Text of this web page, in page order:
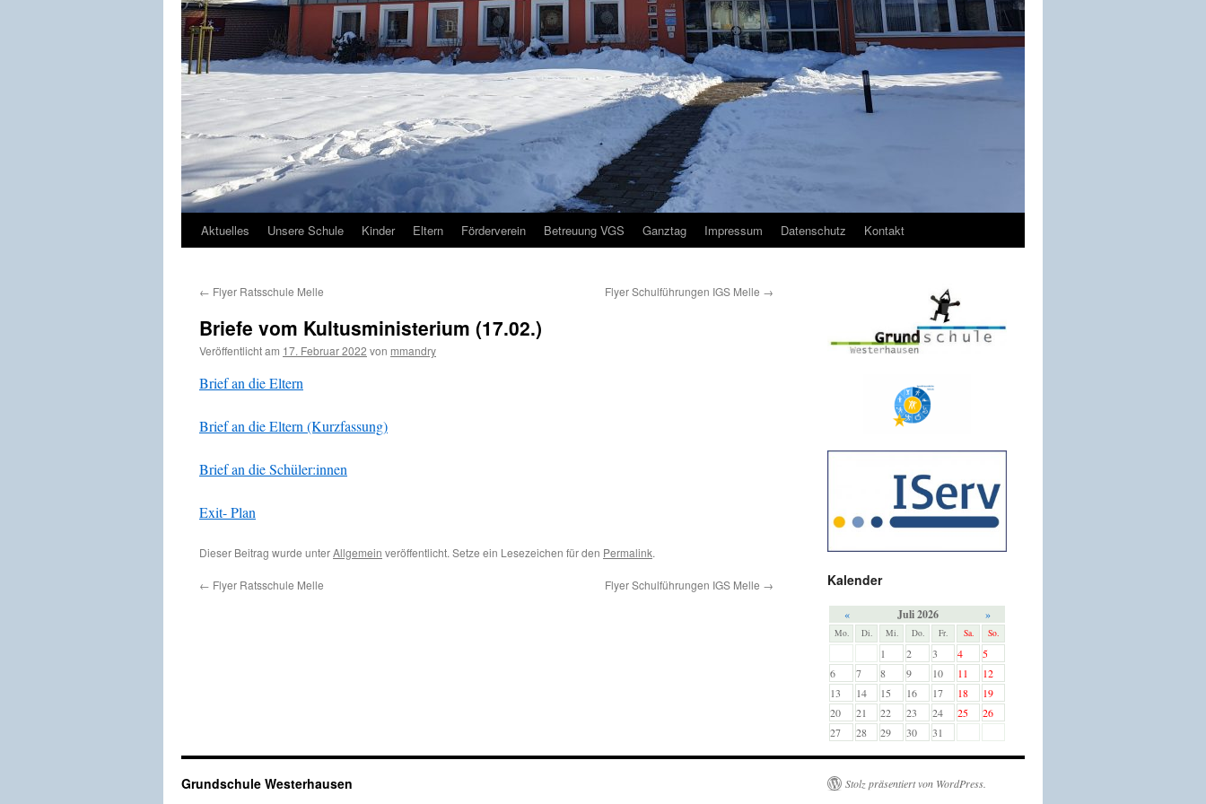
Aktuelles Unsere Schule Kinder Eltern Förderverein Betreuung VGS Ganztag Impressum Datenschutz Kontakt
← Flyer Ratsschule Melle Flyer Schulführungen IGS Melle →
Briefe vom Kultusministerium (17.02.)
Veröffentlicht am 17. Februar 2022 von mmandry
Brief an die Eltern
Brief an die Eltern (Kurzfassung)
Brief an die Schüler:innen
Exit- Plan
Dieser Beitrag wurde unterAllgemein veröffentlicht. Setze ein Lesezeichen für den Permalink.
← Flyer Ratsschule Melle Flyer Schulführungen IGS Melle → Kalender
« Juli 2026 »
Mo. Di. Mi. Do. Fr. Sa. So.
1 2 3 4
5
6
7 8 9 10 11
12
13
14 15 16 17 18
19
20
21 22 23 24 25
26
27
28 29 30 31
Grundschule Westerhausen Stolz präsentiert von WordPress.